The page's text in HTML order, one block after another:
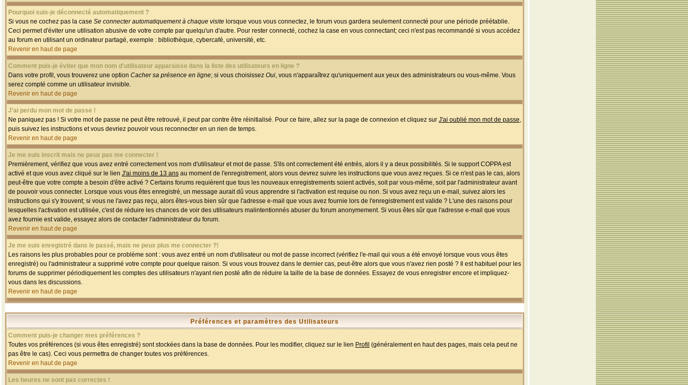
Pourquoi suis-je déconnecté automatiquement ?
Si vous ne cochez pas la case Se connecter automatiquement à chaque visite lorsque vous vous connectez, le forum vous gardera seulement connecté pour une période préétablie.
Ceci permet d'éviter une utilisation abusive de votre compte par quelqu'un d'autre. Pour rester connecté, cochez la case en vous connectant; ceci n'est pas recommandé si vous accédez
au forum en utilisant un ordinateur partagé, exemple : bibliothèque, cybercafé, université, etc.
Revenir en haut de page
Comment puis-je éviter que mon nom d'utilisateur apparaisse dans la liste des utilisateurs en ligne ?
Dans votre profil, vous trouverez une option Cacher sa présence en ligne; si vous choisissez Oui, vous n'apparaîtrez qu'uniquement aux yeux des administrateurs ou vous-même. Vous
serez compté comme un utilisateur invisible.
Revenir en haut de page
J'ai perdu mon mot de passe !
Ne paniquez pas ! Si votre mot de passe ne peut être retrouvé, il peut par contre être réinitialisé. Pour ce faire, allez sur la page de connexion et cliquez sur J'ai oublié mon mot de passe,
puis suivez les instructions et vous devriez pouvoir vous reconnecter en un rien de temps.
Revenir en haut de page
Je me suis inscrit mais ne peux pas me connecter !
Premièrement, vérifiez que vous avez entré correctement vos nom d'utilisateur et mot de passe. S'ils ont correctement été entrés, alors il y a deux possibilités. Si le support COPPA est
activé et que vous avez cliqué sur le lien J'ai moins de 13 ans au moment de l'enregistrement, alors vous devrez suivre les instructions que vous avez reçues. Si ce n'est pas le cas, alors
peut-être que votre compte a besoin d'être activé ? Certains forums requièrent que tous les nouveaux enregistrements soient activés, soit par vous-même, soit par l'administrateur avant
de pouvoir vous connecter. Lorsque vous vous êtes enregistré, un message aurait dû vous apprendre si l'activation est requise ou non. Si vous avez reçu un e-mail, suivez alors les
instructions qui s'y trouvent; si vous ne l'avez pas reçu, alors êtes-vous bien sûr que l'adresse e-mail que vous avez fournie lors de l'enregistrement est valide ? L'une des raisons pour
lesquelles l'activation est utilisée, c'est de réduire les chances de voir des utilisateurs malintentionnés abuser du forum anonymement. Si vous êtes sûr que l'adresse e-mail que vous
avez fournie est valide, essayez alors de contacter l'administrateur du forum.
Revenir en haut de page
Je me suis enregistré dans le passé, mais ne peux plus me connecter ?!
Les raisons les plus probables pour ce problème sont : vous avez entré un nom d'utilisateur ou mot de passe incorrect (vérifiez l'e-mail qui vous a été envoyé lorsque vous vous êtes
enregistré) ou l'administrateur a supprimé votre compte pour quelque raison. Si vous vous trouvez dans le dernier cas, peut-être alors que vous n'avez rien posté ? Il est habituel pour les
forums de supprimer périodiquement les comptes des utilisateurs n'ayant rien posté afin de réduire la taille de la base de données. Essayez de vous enregistrer encore et impliquez-
vous dans les discussions.
Revenir en haut de page
Préférences et paramètres des Utilisateurs
Comment puis-je changer mes préférences ?
Toutes vos préférences (si vous êtes enregistré) sont stockées dans la base de données. Pour les modifier, cliquez sur le lien Profil (généralement en haut des pages, mais cela peut ne
pas être le cas). Ceci vous permettra de changer toutes vos préférences.
Revenir en haut de page
Les heures ne sont pas correctes !